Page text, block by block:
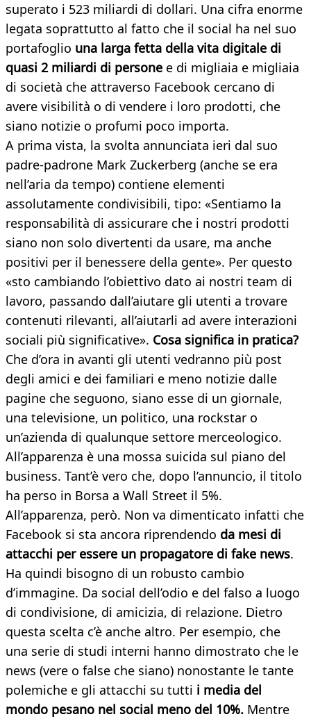
superato i 523 miliardi di dollari. Una cifra enorme
legata soprattutto al fatto che il social ha nel suo
portafoglio una larga fetta della vita digitale di
quasi 2 miliardi di persone e di migliaia e migliaia
di società che attraverso Facebook cercano di
avere visibilità o di vendere i loro prodotti, che
siano notizie o profumi poco importa.
A prima vista, la svolta annunciata ieri dal suo
padre-padrone Mark Zuckerberg (anche se era
nell’aria da tempo) contiene elementi
assolutamente condivisibili, tipo: «Sentiamo la
responsabilità di assicurare che i nostri prodotti
siano non solo divertenti da usare, ma anche
positivi per il benessere della gente». Per questo
«sto cambiando l’obiettivo dato ai nostri team di
lavoro, passando dall’aiutare gli utenti a trovare
contenuti rilevanti, all’aiutarli ad avere interazioni
sociali più significative». Cosa significa in pratica?
Che d’ora in avanti gli utenti vedranno più post
degli amici e dei familiari e meno notizie dalle
pagine che seguono, siano esse di un giornale,
una televisione, un politico, una rockstar o
un’azienda di qualunque settore merceologico.
All’apparenza è una mossa suicida sul piano del
business. Tant’è vero che, dopo l’annuncio, il titolo
ha perso in Borsa a Wall Street il 5%.
All’apparenza, però. Non va dimenticato infatti che
Facebook si sta ancora riprendendo da mesi di
attacchi per essere un propagatore di fake news.
Ha quindi bisogno di un robusto cambio
d’immagine. Da social dell’odio e del falso a luogo
di condivisione, di amicizia, di relazione. Dietro
questa scelta c’è anche altro. Per esempio, che
una serie di studi interni hanno dimostrato che le
news (vere o false che siano) nonostante le tante
polemiche e gli attacchi su tutti i media del
mondo pesano nel social meno del 10%. Mentre